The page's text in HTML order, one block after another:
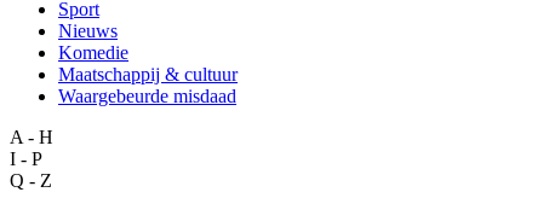
Sport
Nieuws
Komedie
Maatschappij & cultuur
Waargebeurde misdaad
A - H
I - P
Q - Z